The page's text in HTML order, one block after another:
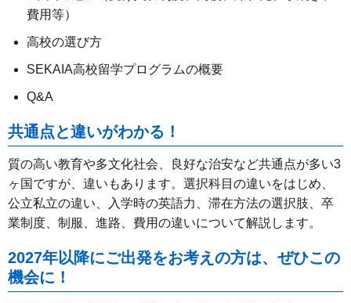
費用等）
高校の選び方
SEKAIA高校留学プログラムの概要
Q&A
共通点と違いがわかる！
質の高い教育や多文化社会、良好な治安など共通点が多い3
ヶ国ですが、違いもあります。選択科目の違いをはじめ、
公立私立の違い、入学時の英語力、滞在方法の選択肢、卒
業制度、制服、進路、費用の違いについて解説します。
2027年以降にご出発をお考えの方は、ぜひこの
機会に！